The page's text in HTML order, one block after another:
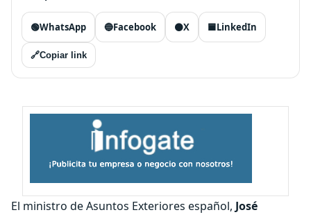
🟢WhatsApp 🔵Facebook ⚫X 🟦LinkedIn
🔗Copiar link
El ministro de Asuntos Exteriores español, José